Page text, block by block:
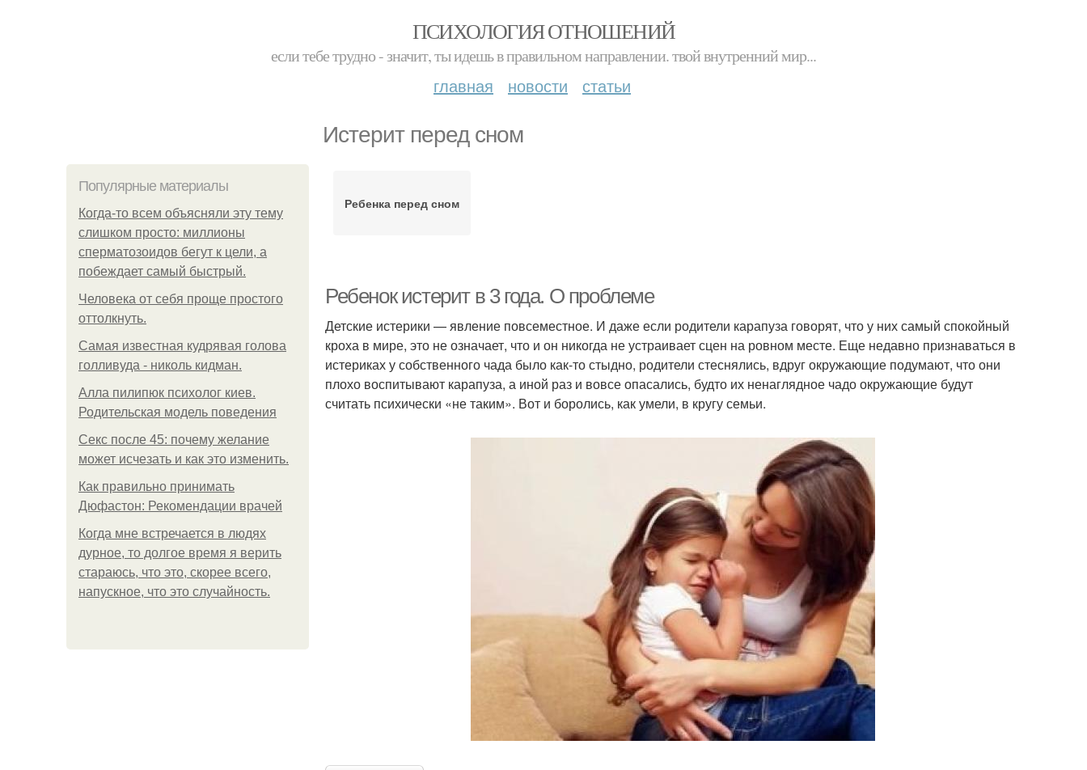
ПСИХОЛОГИЯ ОТНОШЕНИЙ
если тебе трудно - значит, ты идешь в правильном направлении. твой внутренний мир...
главная новости статьи
Истерит перед сном
Популярные материалы
Когда-то всем объясняли эту тему
слишком просто: миллионы
сперматозоидов бегут к цели, а
побеждает самый быстрый.
Человека от себя проще простого
оттолкнуть.
Самая известная кудрявая голова
голливуда - николь кидман.
Алла пилипюк психолог киев.
Родительская модель поведения
Секс после 45: почему желание
может исчезать и как это изменить.
Как правильно принимать
Дюфастон: Рекомендации врачей
Когда мне встречается в людях
дурное, то долгое время я верить
стараюсь, что это, скорее всего,
напускное, что это случайность.
Ребенка перед сном
Ребенок истерит в 3 года. О проблеме
Детские истерики — явление повсеместное. И даже если родители карапуза говорят, что у них самый спокойный
кроха в мире, это не означает, что и он никогда не устраивает сцен на ровном месте. Еще недавно признаваться в
истериках у собственного чада было как-то стыдно, родители стеснялись, вдруг окружающие подумают, что они
плохо воспитывают карапуза, а иной раз и вовсе опасались, будто их ненаглядное чадо окружающие будут
считать психически «не таким». Вот и боролись, как умели, в кругу семьи.